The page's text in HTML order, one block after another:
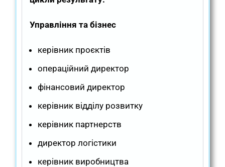
Управління та бізнес
керівник проєктів
операційний директор
фінансовий директор
керівник відділу розвитку
керівник партнерств
директор логістики
керівник виробництва